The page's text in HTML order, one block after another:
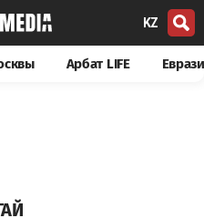
KZ
Арбат LIFE